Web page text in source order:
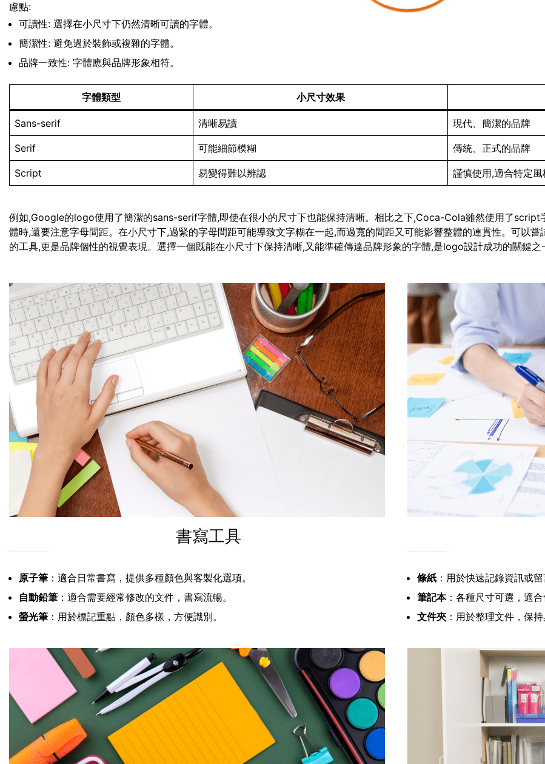
慮點:
可讀性: 選擇在小尺寸下仍然清晰可讀的字體。
簡潔性: 避免過於裝飾或複雜的字體。
品牌一致性: 字體應與品牌形象相符。
字體類型 小尺寸效果
Sans-serif 清晰易讀 現代、簡潔的品牌
Serif 可能細節模糊 傳統、正式的品牌
Script 易變得難以辨認 謹慎使用,適合特定風
例如,Google的logo使用了簡潔的sans-serif字體,即使在很小的尺寸下也能保持清晰。相比之下,Coca-Cola雖然使用了script
體時,還要注意字母間距。在小尺寸下,過緊的字母間距可能導致文字糊在一起,而過寬的間距又可能影響整體的連貫性。可以
的工具,更是品牌個性的視覺表現。選擇一個既能在小尺寸下保持清晰,又能準確傳達品牌形象的字體,是logo設計成功的關鍵之
書寫工具
原子筆 ：適合日常書寫，提供多種顏色與客製化選項。
自動鉛筆 ：適合需要經常修改的文件，書寫流暢。
螢光筆 ：用於標記重點，顏色多樣，方便識別。
條紙 ：用於快速記錄資訊或留
筆記本：各種尺寸可選，適合
文件夾 ：用於整理文件，保持